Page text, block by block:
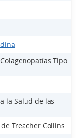
Tipo
la Salud de las
Treacher Collins